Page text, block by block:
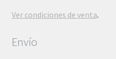
Ver condiciones de venta.
Envío